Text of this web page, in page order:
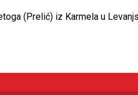
(Prelić) iz Karmela u